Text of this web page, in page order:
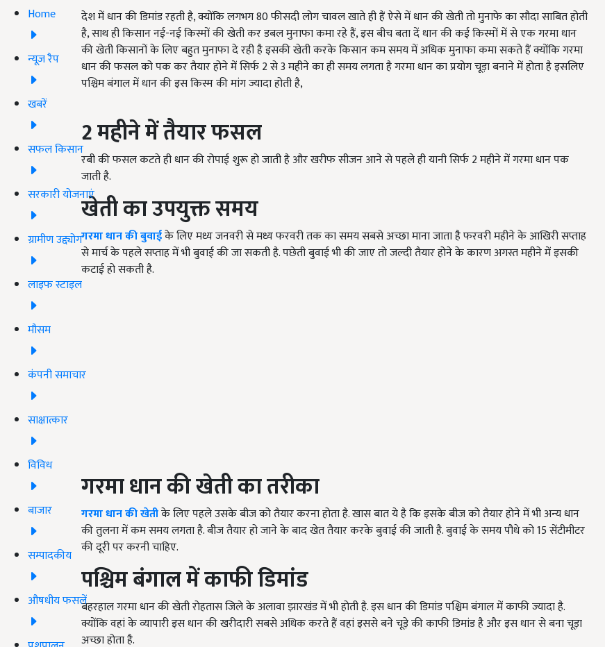
Home
न्यूज़ रैप
खबरें
सफल किसान
सरकारी योजनाएं
ग्रामीण उद्द्योग
लाइफ स्टाइल
मौसम
कंपनी समाचार
साक्षात्कार
विविध
बाजार
सम्पादकीय
औषधीय फसलें
देश में धान की डिमांड रहती है, क्योंकि लगभग 80 फीसदी लोग चावल खाते ही हैं ऐसे में धान की खेती तो मुनाफे का सौदा साबित होती
है, साथ ही किसान नई-नई किस्मों की खेती कर डबल मुनाफा कमा रहे हैं, इस बीच बता दें धान की कई किस्मों में से एक गरमा धान
की खेती किसानों के लिए बहुत मुनाफा दे रही है इसकी खेती करके किसान कम समय में अधिक मुनाफा कमा सकते हैं क्योंकि गरमा
धान की फसल को पक कर तैयार होने में सिर्फ 2 से 3 महीने का ही समय लगता है गरमा धान का प्रयोग चूड़ा बनाने में होता है इसलिए
पश्चिम बंगाल में धान की इस किस्म की मांग ज्यादा होती है,
2 महीने में तैयार फसल
रबी की फसल कटते ही धान की रोपाई शुरू हो जाती है और खरीफ सीजन आने से पहले ही यानी सिर्फ 2 महीने में गरमा धान पक
जाती है.
खेती का उपयुक्त समय
गरमा धान की बुवाईके लिए मध्य जनवरी से मध्य फरवरी तक का समय सबसे अच्छा माना जाता है फरवरी महीने के आखिरी सप्ताह
से मार्च के पहले सप्ताह में भी बुवाई की जा सकती है. पछेती बुवाई भी की जाए तो जल्दी तैयार होने के कारण अगस्त महीने में इसकी
कटाई हो सकती है.
गरमा धान की खेती का तरीका
गरमा धान की खेतीके लिए पहले उसके बीज को तैयार करना होता है. खास बात ये है कि इसके बीज को तैयार होने में भी अन्य धान
की तुलना में कम समय लगता है. बीज तैयार हो जाने के बाद खेत तैयार करके बुवाई की जाती है. बुवाई के समय पौधे को 15 सेंटीमीटर
की दूरी पर करनी चाहिए.
पश्चिम बंगाल में काफी डिमांड
बहरहाल गरमा धान की खेती रोहतास जिले के अलावा झारखंड में भी होती है. इस धान की डिमांड पश्चिम बंगाल में काफी ज्यादा है.
क्योंकि वहां के व्यापारी इस धान की खरीदारी सबसे अधिक करते हैं वहां इससे बने चूड़े की काफी डिमांड है और इस धान से बना चूड़ा
अच्छा होता है.